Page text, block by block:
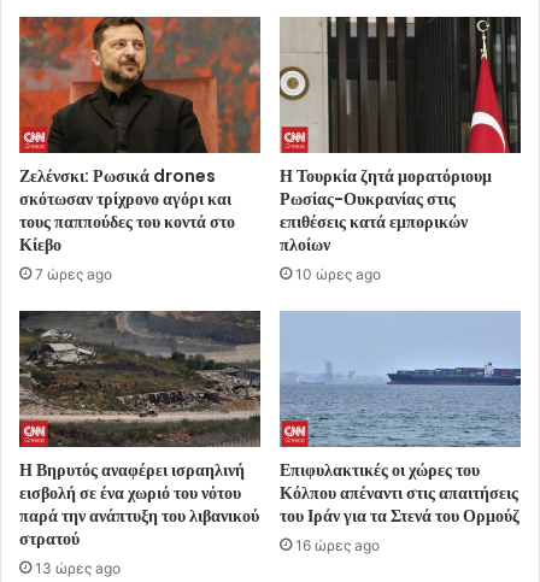
Ζελένσκι: Ρωσικά drones
σκότωσαν τρίχρονο αγόρι και
τους παππούδες του κοντά στο
Κίεβο
7 ώρες ago
Η Τουρκία ζητά μορατόριουμ
Ρωσίας-Ουκρανίας στις
επιθέσεις κατά εμπορικών
πλοίων
10 ώρες ago
Η Βηρυτός αναφέρει ισραηλινή
εισβολή σε ένα χωριό του νότου
παρά την ανάπτυξη του λιβανικού
στρατού
13 ώρες ago
Επιφυλακτικές οι χώρες του
Κόλπου απέναντι στις απαιτήσεις
του Ιράν για τα Στενά του Ορμούζ
16 ώρες ago